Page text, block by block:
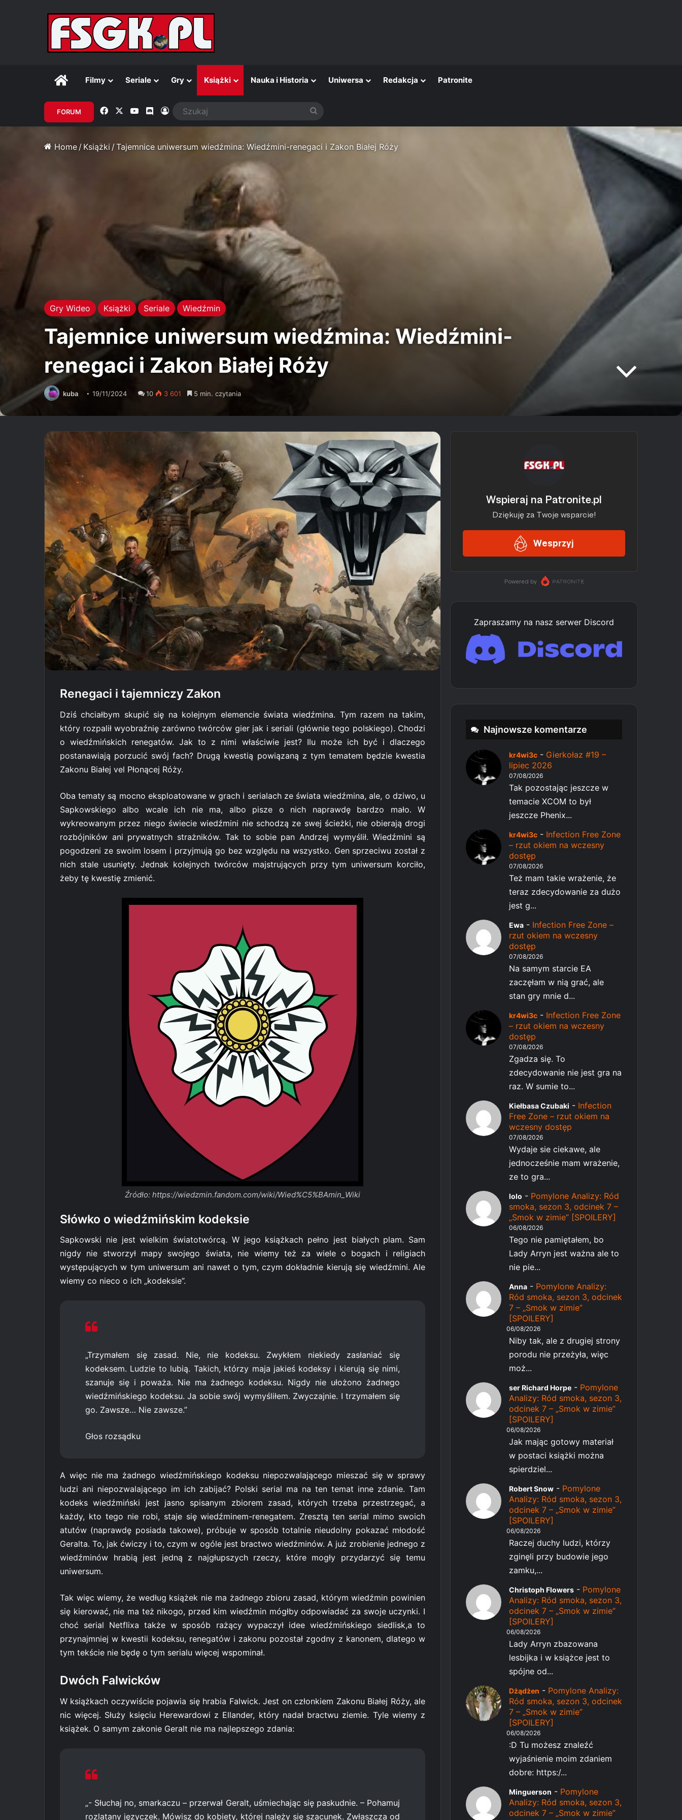
GłównaFilmy Seriale Gry Książki Nauka i Historia Uniwersa Redakcja Patronite
FORUM Facebook YouTubeDiscordZaloguj
Home / Książki /Tajemnice uniwersum wiedźmina: Wiedźmini-renegaci i Zakon Białej Róży
Gry Wideo Książki Seriale Wiedźmin
Tajemnice uniwersum wiedźmina: Wiedźmini-
renegaci i Zakon Białej Róży
kuba 19/11/2024 10 3 601 5 min. czytania
Renegaci i tajemniczy Zakon
Dziś chciałbym skupić się na kolejnym elemencie świata wiedźmina. Tym razem na takim,
który rozpalił wyobraźnię zarówno twórców gier jak i seriali (głównie tego polskiego). Chodzi
o wiedźmińskich renegatów. Jak to z nimi właściwie jest? Ilu może ich być i dlaczego
postanawiają porzucić swój fach? Drugą kwestią powiązaną z tym tematem będzie kwestia
Zakonu Białej vel Płonącej Róży.
Oba tematy są mocno eksploatowane w grach i serialach ze świata wiedźmina, ale, o dziwo, u
Sapkowskiego albo wcale ich nie ma, albo pisze o nich naprawdę bardzo mało. W
wykreowanym przez niego świecie wiedźmini nie schodzą ze swej ścieżki, nie obierają drogi
rozbójników ani prywatnych strażników. Tak to sobie pan Andrzej wymyślił. Wiedźmini są
pogodzeni ze swoim losem i przyjmują go bez względu na wszystko. Gen sprzeciwu został z
nich stale usunięty. Jednak kolejnych twórców majstrujących przy tym uniwersum korciło,
żeby tę kwestię zmienić.
Źródło: https://wiedzmin.fandom.com/wiki/Wied%C5%BAmin_Wiki
Słówko o wiedźmińskim kodeksie
Sapkowski nie jest wielkim światotwórcą. W jego książkach pełno jest białych plam. Sam
nigdy nie stworzył mapy swojego świata, nie wiemy też za wiele o bogach i religiach
występujących w tym uniwersum ani nawet o tym, czym dokładnie kierują się wiedźmini. Ale
wiemy co nieco o ich „kodeksie”.
„Trzymałem się zasad. Nie, nie kodeksu. Zwykłem niekiedy zasłaniać się
kodeksem. Ludzie to lubią. Takich, którzy maja jakieś kodeksy i kierują się nimi,
szanuje się i poważa. Nie ma żadnego kodeksu. Nigdy nie ułożono żadnego
wiedźmińskiego kodeksu. Ja sobie swój wymyśliłem. Zwyczajnie. I trzymałem się
go. Zawsze… Nie zawsze.”
Głos rozsądku
A więc nie ma żadnego wiedźmińskiego kodeksu niepozwalającego mieszać się w sprawy
ludzi ani niepozwalającego im ich zabijać? Polski serial ma na ten temat inne zdanie. Tam
kodeks wiedźmiński jest jasno spisanym zbiorem zasad, których trzeba przestrzegać, a
każdy, kto tego nie robi, staje się wiedźminem-renegatem. Zresztą ten serial mimo swoich
atutów (naprawdę posiada takowe), próbuje w sposób totalnie nieudolny pokazać młodość
Geralta. To, jak ćwiczy i to, czym w ogóle jest bractwo wiedźminów. A już zrobienie jednego z
wiedźminów hrabią jest jedną z najgłupszych rzeczy, które mogły przydarzyć się temu
uniwersum.
Tak więc wiemy, że według książek nie ma żadnego zbioru zasad, którym wiedźmin powinien
się kierować, nie ma też nikogo, przed kim wiedźmin mógłby odpowiadać za swoje uczynki. I
choć serial Netflixa także w sposób rażący wypaczył idee wiedźmińskiego siedlisk,a to
przynajmniej w kwestii kodeksu, renegatów i zakonu pozostał zgodny z kanonem, dlatego w
tym tekście nie będę o tym serialu więcej wspominał.
Dwóch Falwicków
W książkach oczywiście pojawia się hrabia Falwick. Jest on członkiem Zakonu Białej Róży, ale
nic więcej. Służy księciu Herewardowi z Ellander, który nadał bractwu ziemie. Tyle wiemy z
książek. O samym zakonie Geralt nie ma najlepszego zdania:
„- Słuchaj no, smarkaczu – przerwał Geralt, uśmiechając się paskudnie. – Pohamuj
rozlatany języczek. Mówisz do kobiety, której należy się szacunek. Zwłaszcza od
Zapraszamy na nasz serwer Discord
Najnowsze komentarze
kr4wi3c - Gierkołaz #19 –
lipiec 2026
07/08/2026
Tak pozostając jeszcze w
temacie XCOM to był
jeszcze Phenix...
kr4wi3c - Infection Free Zone
– rzut okiem na wczesny
dostęp
07/08/2026
Też mam takie wrażenie, że
teraz zdecydowanie za dużo
jest g...
Ewa - Infection Free Zone –
rzut okiem na wczesny
dostęp
07/08/2026
Na samym starcie EA
zaczęłam w nią grać, ale
stan gry mnie d...
kr4wi3c - Infection Free Zone
– rzut okiem na wczesny
dostęp
07/08/2026
Zgadza się. To
zdecydowanie nie jest gra na
raz. W sumie to...
Kiełbasa Czubaki - Infection
Free Zone – rzut okiem na
wczesny dostęp
07/08/2026
Wydaje sie ciekawe, ale
jednocześnie mam wrażenie,
ze to gra...
lolo - Pomylone Analizy: Ród
smoka, sezon 3, odcinek 7 –
„Smok w zimie” [SPOILERY]
06/08/2026
Tego nie pamiętałem, bo
Lady Arryn jest ważna ale to
nie pie...
Anna - Pomylone Analizy:
Ród smoka, sezon 3, odcinek
7 – „Smok w zimie”
[SPOILERY]
06/08/2026
Niby tak, ale z drugiej strony
porodu nie przeżyła, więc
moż...
ser Richard Horpe - Pomylone
Analizy: Ród smoka, sezon 3,
odcinek 7 – „Smok w zimie”
[SPOILERY]
06/08/2026
Jak mając gotowy materiał
w postaci książki można
spierdziel...
Robert Snow - Pomylone
Analizy: Ród smoka, sezon 3,
odcinek 7 – „Smok w zimie”
[SPOILERY]
06/08/2026
Raczej duchy ludzi, którzy
zginęli przy budowie jego
zamku,...
Christoph Flowers - Pomylone
Analizy: Ród smoka, sezon 3,
odcinek 7 – „Smok w zimie”
[SPOILERY]
06/08/2026
Lady Arryn zbazowana
lesbijka i w książce jest to
spójne od...
Dżądżen - Pomylone Analizy:
Ród smoka, sezon 3, odcinek
7 – „Smok w zimie”
[SPOILERY]
06/08/2026
:D Tu możesz znaleźć
wyjaśnienie moim zdaniem
dobre: https:/...
Minguerson - Pomylone
Analizy: Ród smoka, sezon 3,
odcinek 7 – „Smok w zimie”